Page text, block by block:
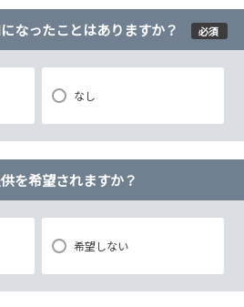
なったことはありますか？ 必須
なし
を希望されますか？
希望しない